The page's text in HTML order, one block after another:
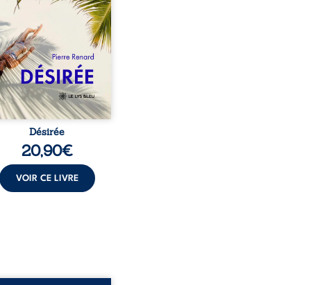
ses certitudes. Entre
est immédiate,
jusqu’à ce qu’un
familial fasse planer
: et s’ils étaient
demi-frère et ...
Désirée
20,90€
VOIR CE LIVRE